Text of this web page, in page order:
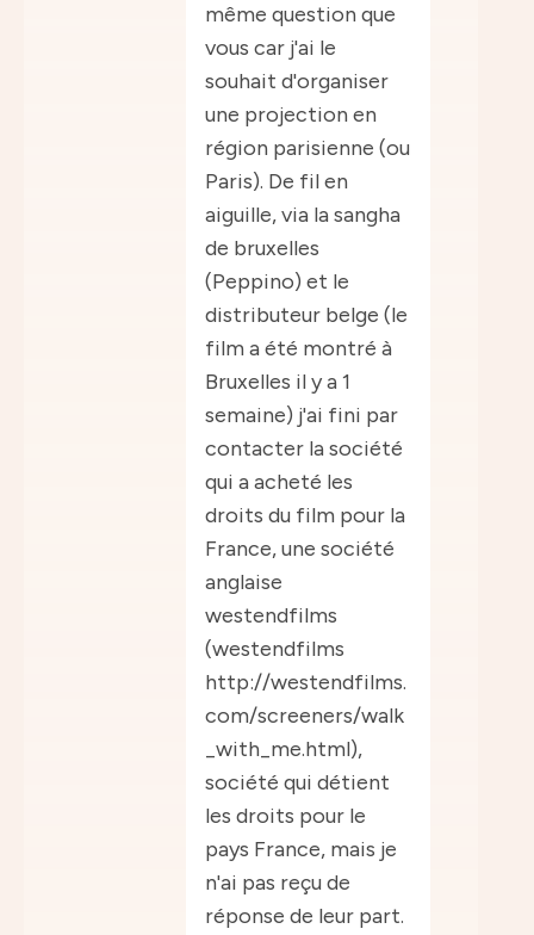
même question que
vous car j'ai le
souhait d'organiser
une projection en
région parisienne (ou
Paris). De fil en
aiguille, via la sangha
de bruxelles
(Peppino) et le
distributeur belge (le
film a été montré à
Bruxelles il y a 1
semaine) j'ai fini par
contacter la société
qui a acheté les
droits du film pour la
France, une société
anglaise
westendfilms
(westendfilms
http://westendfilms.
com/screeners/walk
_with_me.html),
société qui détient
les droits pour le
pays France, mais je
n'ai pas reçu de
réponse de leur part.